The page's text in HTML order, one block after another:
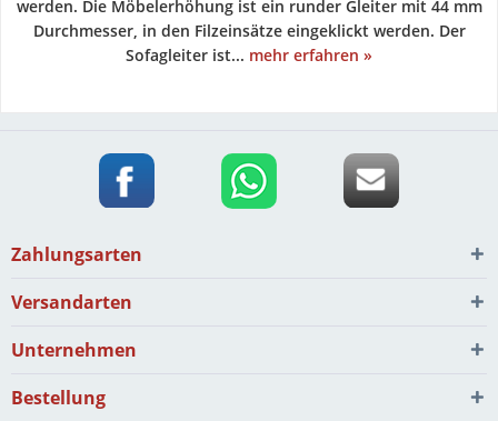
werden. Die Möbelerhöhung ist ein runder Gleiter mit 44 mm
Durchmesser, in den Filzeinsätze eingeklickt werden. Der
Sofagleiter ist... mehr erfahren »
Zahlungsarten
Versandarten
Unternehmen
Bestellung